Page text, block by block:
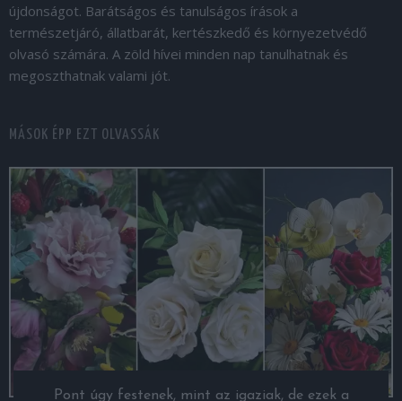
újdonságot. Barátságos és tanulságos írások a
természetjáró, állatbarát, kertészkedő és környezetvédő
olvasó számára. A zöld hívei minden nap tanulhatnak és
megoszthatnak valami jót.
MÁSOK ÉPP EZT OLVASSÁK
Pont úgy festenek, mint az igaziak, de ezek a